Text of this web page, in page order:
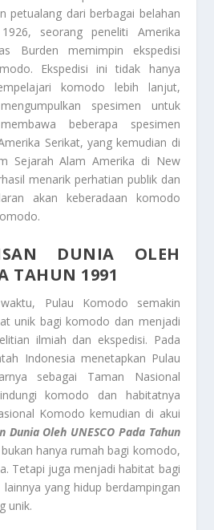
petualang dari berbagai belahan
seorang peneliti Amerika
Burden memimpin ekspedisi
Ekspedisi ini tidak hanya
komodo lebih lanjut,
spesimen untuk
beberapa spesimen
Serikat, yang kemudian di
Sejarah Alam Amerika di New
menarik perhatian publik dan
akan keberadaan komodo
DUNIA OLEH
TAHUN 1991
Pulau Komodo semakin
unik bagi komodo dan menjadi
ilmiah dan ekspedisi. Pada
Indonesia menetapkan Pulau
sebagai Taman Nasional
komodo dan habitatnya
Komodo kemudian di akui
Dunia Oleh UNESCO Pada Tahun
hanya rumah bagi komodo,
Tetapi juga menjadi habitat bagi
yang hidup berdampingan
unik.